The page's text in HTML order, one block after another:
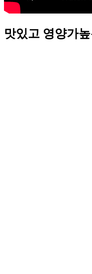
맛있고 영양가